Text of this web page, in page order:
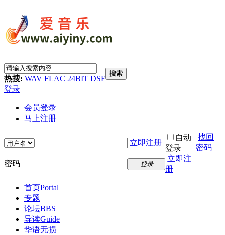
热搜: WAV FLAC 24BIT DSF
搜索
登录
会员登录
马上注册
立即注册
自动
登录
找回
密码
密码
登录
立即注
册
首页Portal
专题
论坛BBS
导读Guide
华语无损